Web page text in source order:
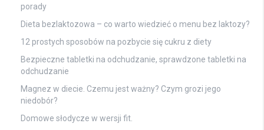
porady
Dieta bezlaktozowa – co warto wiedzieć o menu bez laktozy?
12 prostych sposobów na pozbycie się cukru z diety
Bezpieczne tabletki na odchudzanie, sprawdzone tabletki na
odchudzanie
Magnez w diecie. Czemu jest ważny? Czym grozi jego
niedobór?
Domowe słodycze w wersji fit.